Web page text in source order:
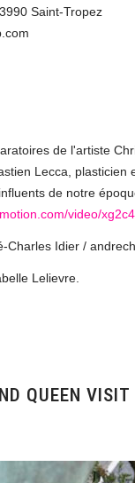
Saint-Tropez
de l'artiste
Lecca,
de notre
video/
Charles Idier /
Lelievre.
QUEEN